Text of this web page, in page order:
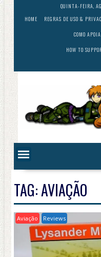
Skip
to
content
QUINTA-FEIRA,
HOME
REGRAS DE USO &
COMO
HOW TO
TAG:AVIAÇÃO
Aviação Reviews